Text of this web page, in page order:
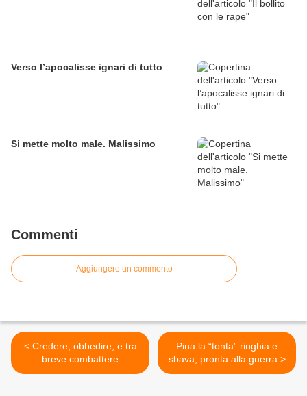
Verso l’apocalisse ignari di tutto
Si mette molto male. Malissimo
Commenti
Aggiungere un commento
< Credere, obbedire, e tra
breve combattere
Pina la “tonta” ringhia e
sbava, pronta alla guerra >